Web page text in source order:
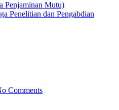
Penjaminan Mutu)
Penelitian dan Pengabdian
Comments